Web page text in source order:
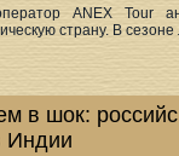
ANEX
страну. В сезоне
в шок:
Индии